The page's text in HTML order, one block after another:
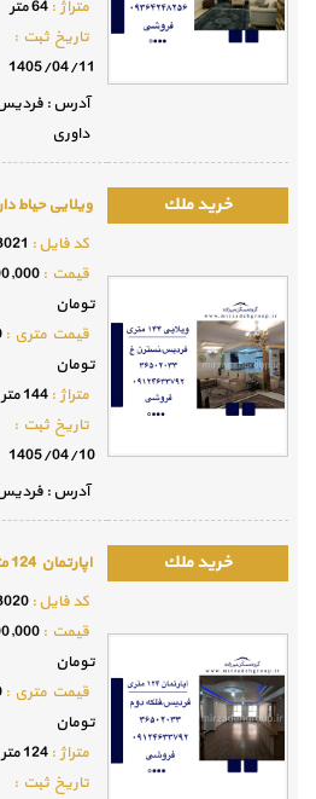
جزئيات بيشتر
متراژ :64 متر
تاريخ ثبت :
آدرس : فردیس سه راه حافظیه ابتدای بلوار
ویلایی حیاط دار 144 متری
جزئيات بيشتر
قيمت :12,650,000,000
تومان
قيمت متري :88,000,000
تومان
متراژ :144 متر
1405/04/10
آدرس : فردیس نسترن غربی
اپارتمان 124 متری فردیس
قيمت :11,160,000,000
تومان
قيمت متري :90,000,000
تومان
متراژ :124 متر